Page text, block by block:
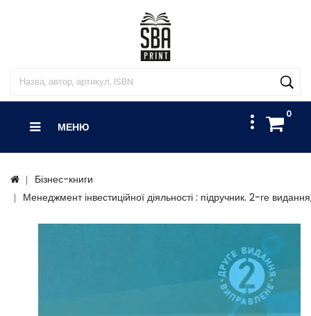
0
МЕНЮ
Бізнес-книги
Менеджмент інвестиційної діяльності : підручник. 2-ге